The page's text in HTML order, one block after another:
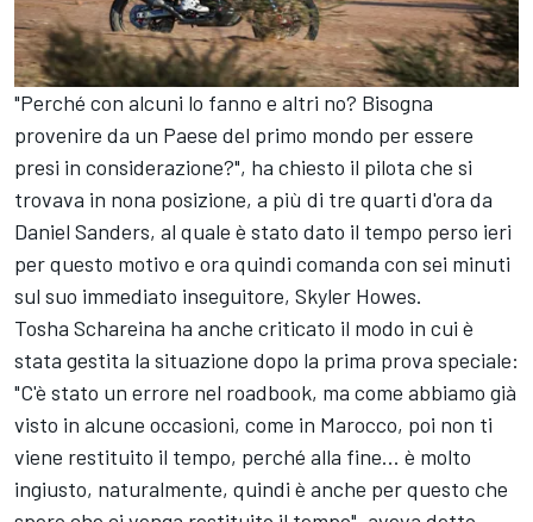
"Perché con alcuni lo fanno e altri no? Bisogna
provenire da un Paese del primo mondo per essere
presi in considerazione?", ha chiesto il pilota che si
trovava in nona posizione, a più di tre quarti d'ora da
Daniel Sanders, al quale è stato dato il tempo perso ieri
per questo motivo e ora quindi comanda con sei minuti
sul suo immediato inseguitore, Skyler Howes.
Tosha Schareina ha anche criticato il modo in cui è
stata gestita la situazione dopo la prima prova speciale:
"C'è stato un errore nel roadbook, ma come abbiamo già
visto in alcune occasioni, come in Marocco, poi non ti
viene restituito il tempo, perché alla fine... è molto
ingiusto, naturalmente, quindi è anche per questo che